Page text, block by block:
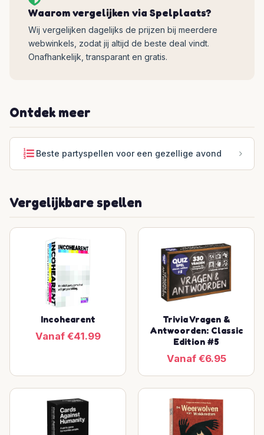
Waarom vergelijken via Spelplaats?
Wij vergelijken dagelijks de prijzen bij meerdere
webwinkels, zodat jij altijd de beste deal vindt.
Onafhankelijk, transparant en gratis.
Ontdek meer
Beste partyspellen voor een gezellige avond
Vergelijkbare spellen
Incohearent
Vanaf €41.99
Trivia Vragen &
Antwoorden: Classic
Edition #5
Vanaf €6.95